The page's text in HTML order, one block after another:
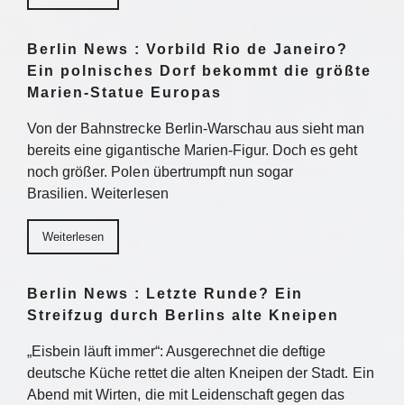
Berlin News : Vorbild Rio de Janeiro?
Ein polnisches Dorf bekommt die größte
Marien-Statue Europas
Von der Bahnstrecke Berlin-Warschau aus sieht man
bereits eine gigantische Marien-Figur. Doch es geht
noch größer. Polen übertrumpft nun sogar
Brasilien. Weiterlesen
Weiterlesen
Berlin News : Letzte Runde? Ein
Streifzug durch Berlins alte Kneipen
„Eisbein läuft immer“: Ausgerechnet die deftige
deutsche Küche rettet die alten Kneipen der Stadt. Ein
Abend mit Wirten, die mit Leidenschaft gegen das